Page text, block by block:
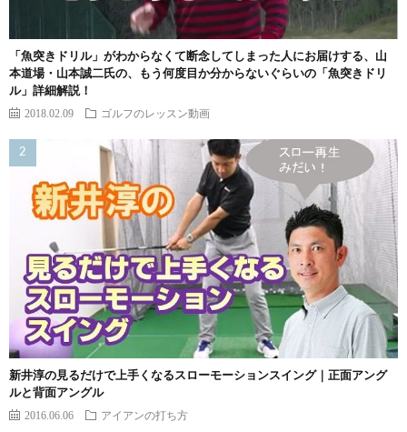
「魚突きドリル」がわからなくて断念してしまった人にお届けする、山
本道場・山本誠二氏の、もう何度目か分からないぐらいの「魚突きドリ
ル」詳細解説！
2018.02.09 ゴルフのレッスン動画
新井淳の見るだけで上手くなるスローモーションスイング｜正面アング
ルと背面アングル
2016.06.06 アイアンの打ち方